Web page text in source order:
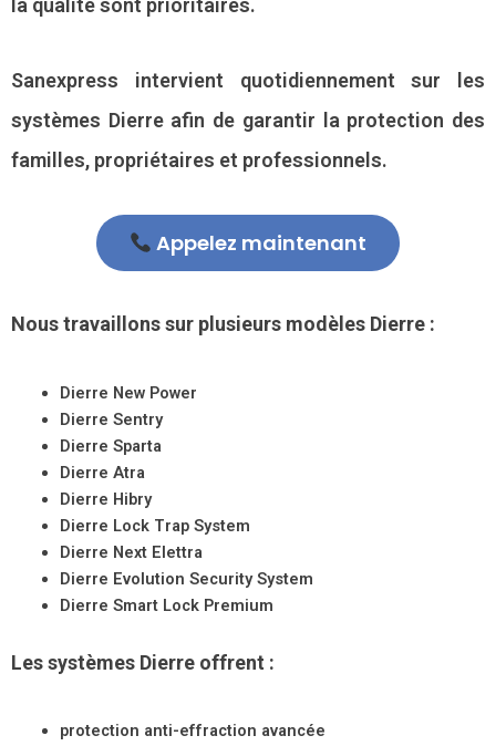
la qualité sont prioritaires.
Sanexpress intervient quotidiennement sur les
systèmes Dierre afin de garantir la protection des
familles, propriétaires et professionnels.
Appelez maintenant
Nous travaillons sur plusieurs modèles Dierre :
Dierre New Power
Dierre Sentry
Dierre Sparta
Dierre Atra
Dierre Hibry
Dierre Lock Trap System
Dierre Next Elettra
Dierre Evolution Security System
Dierre Smart Lock Premium
Les systèmes Dierre offrent :
protection anti-effraction avancée